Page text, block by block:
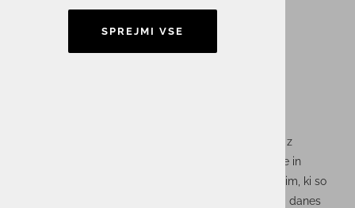
Podjetje Unistar je obeležilo 35 let svojega delovanja z
dogodkom, ki je združil zaposlene, poslovne partnerje in
prijatelje podjetja. Večer je bil posvečen ljudem – tistim, ki so
Unistar soustvarjali od prvih korakov dalje, in tistim, ki danes
SPREJMI VSE